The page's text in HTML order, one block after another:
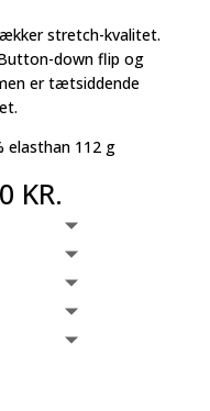
stretch-kvalitet.
Button-down flip og
er tætsiddende
elasthan 112 g
KR.